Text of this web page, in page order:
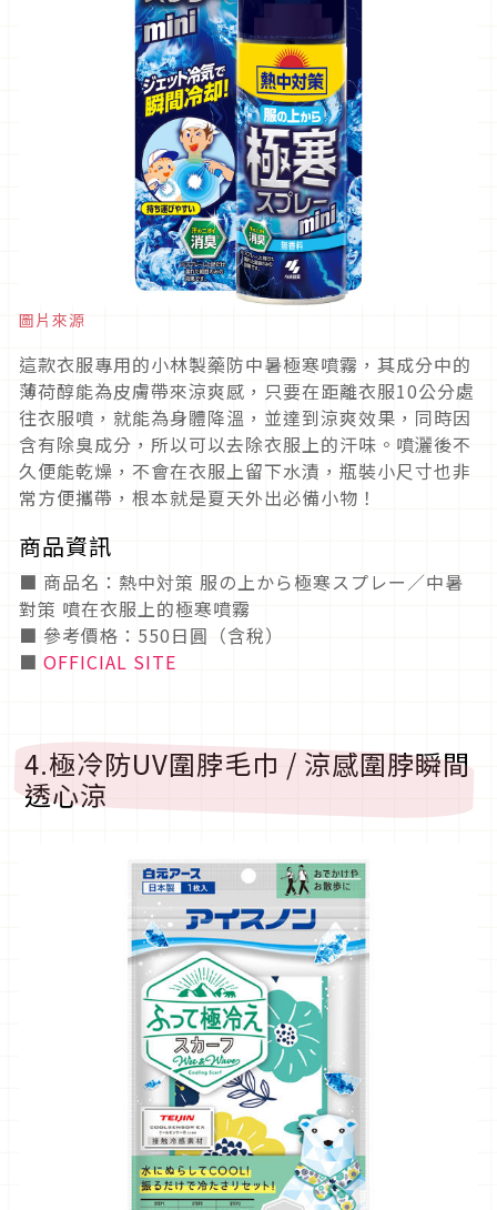
圖片來源
這款衣服專用的小林製藥防中暑極寒噴霧，其成分中的
薄荷醇能為皮膚帶來涼爽感，只要在距離衣服10公分處
往衣服噴，就能為身體降溫，並達到涼爽效果，同時因
含有除臭成分，所以可以去除衣服上的汗味。噴灑後不
久便能乾燥，不會在衣服上留下水漬，瓶裝小尺寸也非
常方便攜帶，根本就是夏天外出必備小物！
商品資訊
■ 商品名：熱中対策 服の上から極寒スプレー／中暑
對策 噴在衣服上的極寒噴霧
■ 參考價格：550日圓（含稅）
■ OFFICIAL SITE
4.極冷防UV圍脖毛巾 / 涼感圍脖瞬間
透心涼